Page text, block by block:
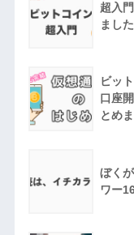
超入
ました
ビッ
口座
とめ
ぼく
ワー